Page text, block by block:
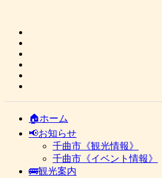
🏠ホーム
📢お知らせ
千曲市《観光情報》
千曲市《イベント情報》
🚌観光案内